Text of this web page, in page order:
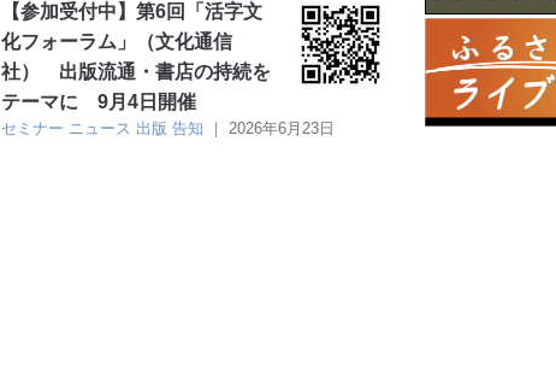
【参加受付中】第6回「活字文
化フォーラム」（文化通信
社） 出版流通・書店の持続を
テーマに 9月4日開催
セミナー ニュース 出版 告知 ｜2026年6月23日